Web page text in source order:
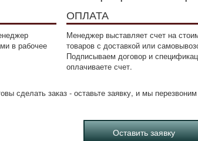
в рабочее
ОПЛАТА
Менеджер выставляет счет на
товаров с доставкой или
Подписываем договор и
оплачиваете счет.
сделать заказ - оставьте заявку, и мы